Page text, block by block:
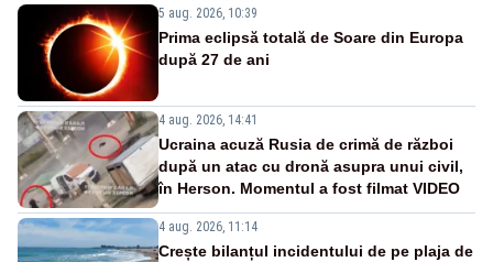
5 aug. 2026, 10:39
Prima eclipsă totală de Soare din Europa
după 27 de ani
4 aug. 2026, 14:41
Ucraina acuză Rusia de crimă de război
după un atac cu dronă asupra unui civil,
în Herson. Momentul a fost filmat VIDEO
4 aug. 2026, 11:14
Crește bilanțul incidentului de pe plaja de